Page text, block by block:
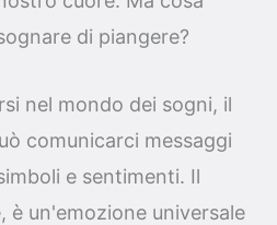
di piangere?
nel mondo dei sogni, il
comunicarci messaggi
e sentimenti. Il
è un'emozione universale